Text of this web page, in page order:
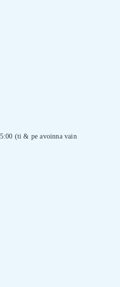
(ti & pe avoinna vain